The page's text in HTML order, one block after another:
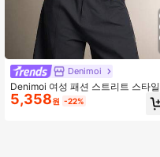
Denimoi
Denimoi 여성 패션 스트리트 스타일
비대칭 넥 크롭 탑
5,358원 -22%